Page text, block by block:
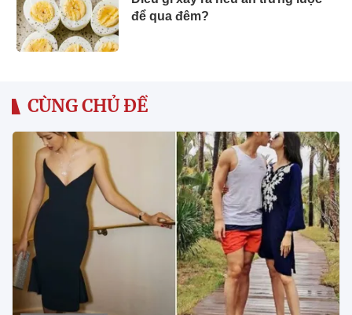
để qua đêm?
CÙNG CHỦ ĐỀ